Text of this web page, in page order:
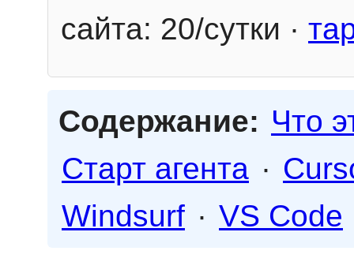
сайта: 20/сутки ·
Содержание: Что
Старт агента ·
Windsurf · VS Code